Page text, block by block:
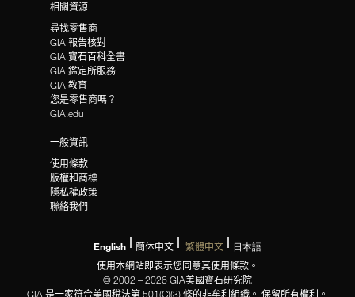
相關資源
尋找零售商
GIA 報告核對
GIA 寶石百科全書
GIA 鑑定所服務
GIA 教育
您是零售商嗎？
GIA.edu
一般資訊
使用條款
版權和商標
隱私權政策
聯絡我們
English 簡体中文 繁體中文
日本語
使用本網站即表示您同意其使用條款。
© 2002 – 2026 GIA美國寶石研究院
GIA 是一家符合美國稅法第 501(C)(3) 條的非牟利組織。 保留所有權利。